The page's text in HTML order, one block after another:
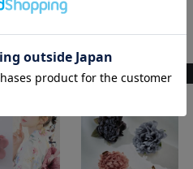
も一切の責任を負いかねますのでそ